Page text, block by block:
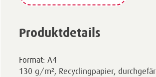
Produktdetails
Format: A4
130 g/m², Recyclingpapier,